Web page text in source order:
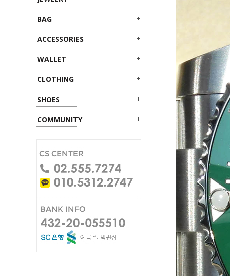
BAG
ACCESSORIES
WALLET
CLOTHING
SHOES
COMMUNITY